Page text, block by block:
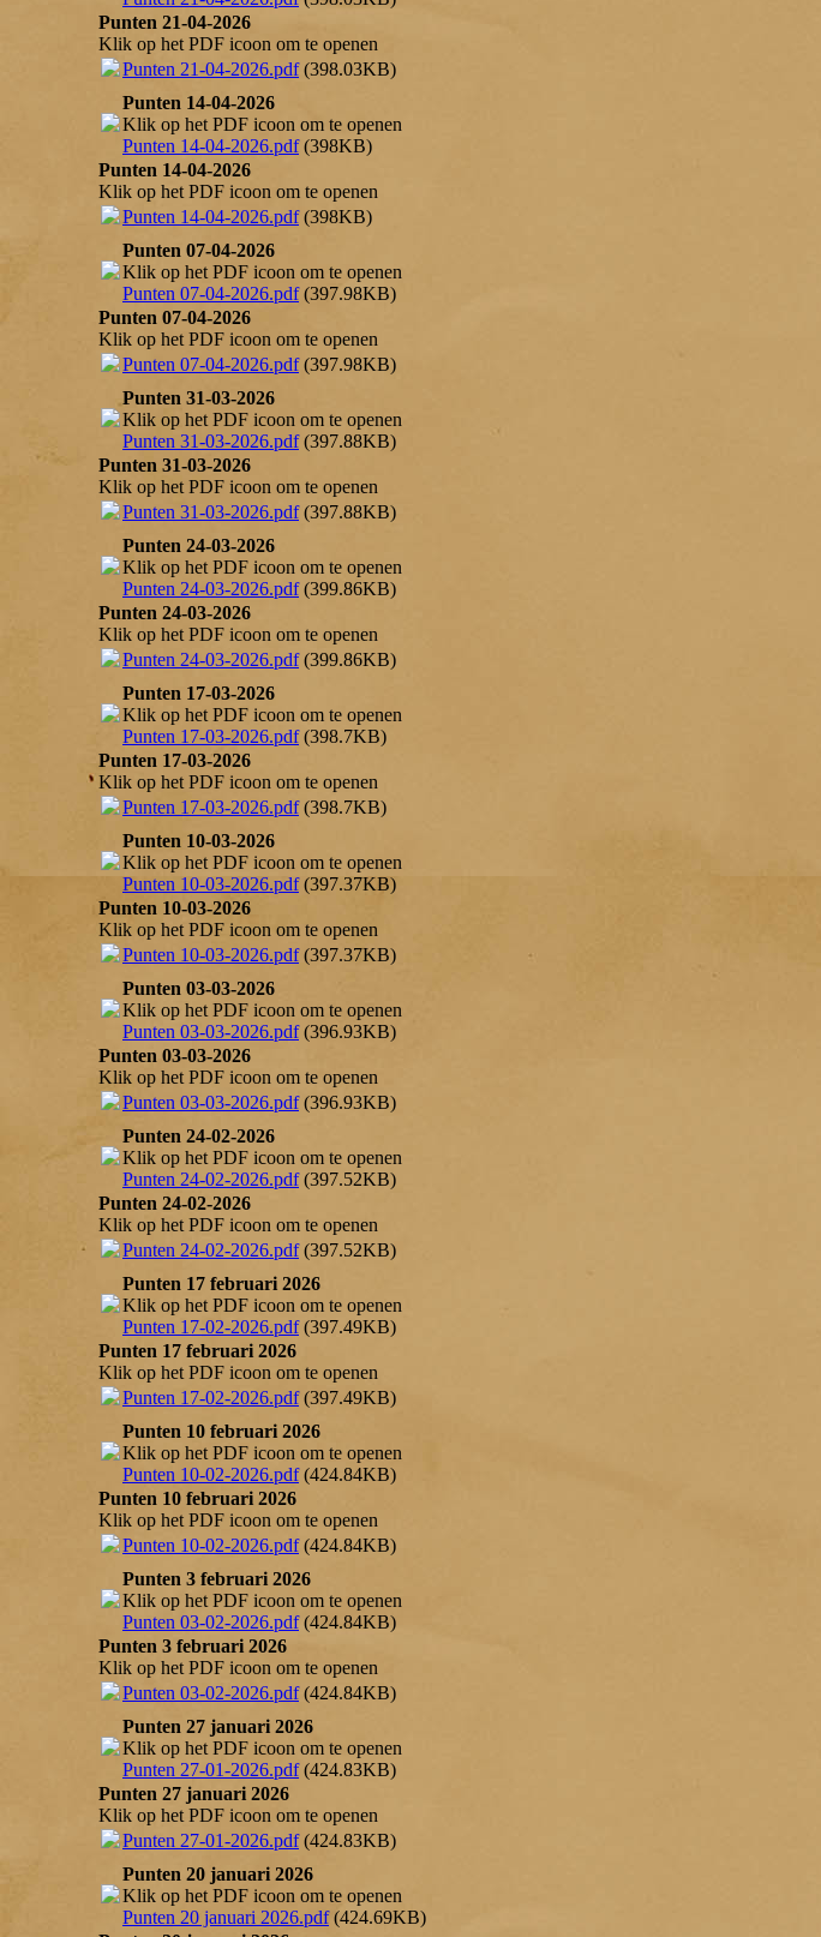
Punten 21-04-2026
Klik op het PDF icoon om te openen
Punten 21-04-2026.pdf(398.03KB)
Punten 14-04-2026
Klik op het PDF icoon om te openen
Punten 14-04-2026.pdf(398KB)
Punten 14-04-2026
Klik op het PDF icoon om te openen
Punten 14-04-2026.pdf(398KB)
Punten 07-04-2026
Klik op het PDF icoon om te openen
Punten 07-04-2026.pdf(397.98KB)
Punten 07-04-2026
Klik op het PDF icoon om te openen
Punten 07-04-2026.pdf(397.98KB)
Punten 31-03-2026
Klik op het PDF icoon om te openen
Punten 31-03-2026.pdf(397.88KB)
Punten 31-03-2026
Klik op het PDF icoon om te openen
Punten 31-03-2026.pdf(397.88KB)
Punten 24-03-2026
Klik op het PDF icoon om te openen
Punten 24-03-2026.pdf(399.86KB)
Punten 24-03-2026
Klik op het PDF icoon om te openen
Punten 24-03-2026.pdf(399.86KB)
Punten 17-03-2026
Klik op het PDF icoon om te openen
Punten 17-03-2026.pdf(398.7KB)
Punten 17-03-2026
Klik op het PDF icoon om te openen
Punten 17-03-2026.pdf(398.7KB)
Punten 10-03-2026
Klik op het PDF icoon om te openen
Punten 10-03-2026.pdf(397.37KB)
Punten 10-03-2026
Klik op het PDF icoon om te openen
Punten 10-03-2026.pdf(397.37KB)
Punten 03-03-2026
Klik op het PDF icoon om te openen
Punten 03-03-2026.pdf(396.93KB)
Punten 03-03-2026
Klik op het PDF icoon om te openen
Punten 03-03-2026.pdf(396.93KB)
Punten 24-02-2026
Klik op het PDF icoon om te openen
Punten 24-02-2026.pdf(397.52KB)
Punten 24-02-2026
Klik op het PDF icoon om te openen
Punten 24-02-2026.pdf(397.52KB)
Punten 17 februari 2026
Klik op het PDF icoon om te openen
Punten 17-02-2026.pdf(397.49KB)
Punten 17 februari 2026
Klik op het PDF icoon om te openen
Punten 17-02-2026.pdf(397.49KB)
Punten 10 februari 2026
Klik op het PDF icoon om te openen
Punten 10-02-2026.pdf(424.84KB)
Punten 10 februari 2026
Klik op het PDF icoon om te openen
Punten 10-02-2026.pdf(424.84KB)
Punten 3 februari 2026
Klik op het PDF icoon om te openen
Punten 03-02-2026.pdf(424.84KB)
Punten 3 februari 2026
Klik op het PDF icoon om te openen
Punten 03-02-2026.pdf(424.84KB)
Punten 27 januari 2026
Klik op het PDF icoon om te openen
Punten 27-01-2026.pdf(424.83KB)
Punten 27 januari 2026
Klik op het PDF icoon om te openen
Punten 27-01-2026.pdf(424.83KB)
Punten 20 januari 2026
Klik op het PDF icoon om te openen
Punten 20 januari 2026.pdf(424.69KB)